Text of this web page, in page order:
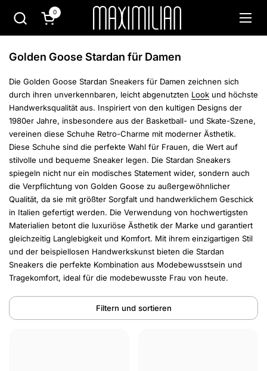
Zum Inhalt springen
Warenkorb öffnen
0
Golden Goose Stardan für Damen
Die Golden Goose Stardan Sneakers für Damen zeichnen sich
durch ihren unverkennbaren, leicht abgenutzten Look und höchste
Handwerksqualität aus. Inspiriert von den kultigen Designs der
1980er Jahre, insbesondere aus der Basketball- und Skate-Szene,
vereinen diese Schuhe Retro-Charme mit moderner Ästhetik.
Diese Schuhe sind die perfekte Wahl für Frauen, die Wert auf
stilvolle und bequeme Sneaker legen. Die Stardan Sneakers
spiegeln nicht nur ein modisches Statement wider, sondern auch
die Verpflichtung von Golden Goose zu außergewöhnlicher
Qualität, da sie mit größter Sorgfalt und handwerklichem Geschick
in Italien gefertigt werden. Die Verwendung von hochwertigsten
Materialien betont die luxuriöse Ästhetik der Marke und garantiert
gleichzeitig Langlebigkeit und Komfort. Mit ihrem einzigartigen Stil
und der beispiellosen Handwerkskunst bieten die Stardan
Sneakers die perfekte Kombination aus Modebewusstsein und
Tragekomfort, ideal für die modebewusste Frau von heute.
Filtern und sortieren